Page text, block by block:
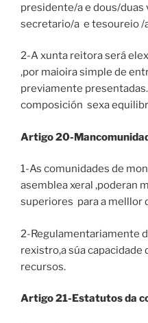
presidente/a e dous/duas
secretario/a e tesoureio /
2-A xunta reitora será
,por maioira simple de
previamente
composición sexa
Artigo 20-
1-As comunidades de
asemblea xeral ,poderan
superiores para a melllor
2-Regulamentariamente
rexistro,a súa capacidade
recursos.
Artigo 21-Estatutos da